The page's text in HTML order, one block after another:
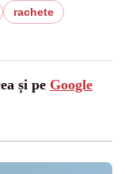
rachete
și pe Google